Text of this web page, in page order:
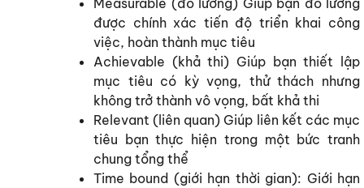
Measurable (đo lường) Giúp bạn đo lường
được chính xác tiến độ triển khai công
việc, hoàn thành mục tiêu
Achievable (khả thi) Giúp bạn thiết lập
mục tiêu có kỳ vọng, thử thách nhưng
không trở thành vô vọng, bất khả thi
Relevant (liên quan) Giúp liên kết các mục
tiêu bạn thực hiện trong một bức tranh
chung tổng thể
Time bound (giới hạn thời gian): Giới hạn